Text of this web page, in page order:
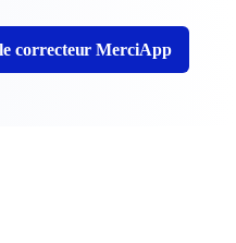
correcteur MerciApp